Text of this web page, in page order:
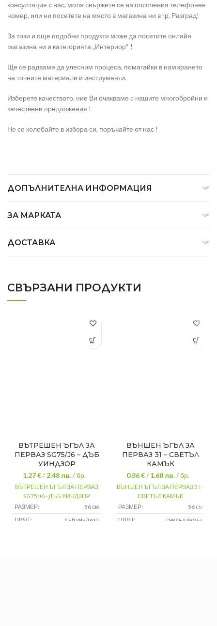
консултация с нас, моля свържете се на посочения телефонен
номер, или ни посетете на място в магазина ни в гр. Разград!
За този и още подобни продукти може да посетите онлайн
магазина ни и категорията „Интериор“ !
Ще се радваме да улесним процеса, помагайки в намирането
на точните материали и инструменти.
Изберете качеството, ние Ви очакваме с нашите многобройни и
качествени предложения !
Не се колебайте в избора си, поръчайте от нас !
ДОПЪЛНИТЕЛНА ИНФОРМАЦИЯ
ЗА МАРКАТА
ДОСТАВКА
СВЪРЗАНИ ПРОДУКТИ
ВЪТРЕШЕН ЪГЪЛ ЗА
ПЕРВАЗ SG75/J6 – ДЪБ
УИНДЗОР
1.27 €/2.48лв./ бр.
ВЪТРЕШЕН ЪГЪЛ ЗА ПЕРВАЗ
SG75/J6 - ДЪБ УИНДЗОР
РАЗМЕР:
56 см
ЦВЯТ:
дъб уиндзор
ВЪНШЕН ЪГЪЛ ЗА
ПЕРВАЗ 31 – СВЕТЪЛ
КАМЪК
0.86 €/1.68лв./ бр.
ВЪНШЕН ЪГЪЛ ЗА ПЕРВАЗ 31 -
СВЕТЪЛ КАМЪК
РАЗМЕР:
56 см
ЦВЯТ:
светъл камък